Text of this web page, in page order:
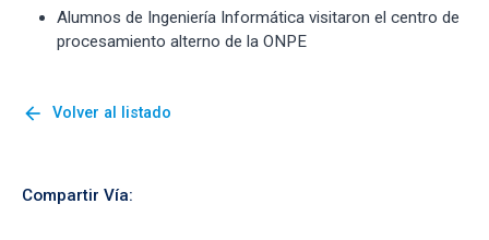
Alumnos de Ingeniería Informática visitaron el centro de
procesamiento alterno de la ONPE
arrow_back Volver al listado
Compartir Vía: